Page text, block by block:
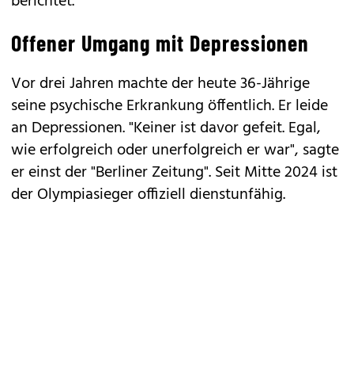
Offener Umgang mit Depressionen
Vor drei Jahren machte der heute 36-Jährige
seine psychische Erkrankung öffentlich. Er leide
an Depressionen. "Keiner ist davor gefeit. Egal,
wie erfolgreich oder unerfolgreich er war", sagte
er einst der "Berliner Zeitung". Seit Mitte 2024 ist
der Olympiasieger offiziell dienstunfähig.